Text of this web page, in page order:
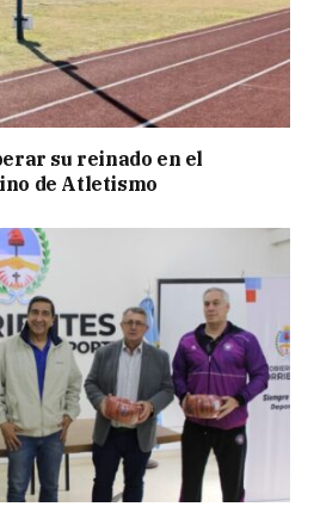
su reinado en el
de Atletismo